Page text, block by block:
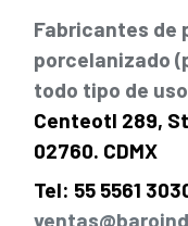
Fabricantes de
porcelanizado
todo tipo de
Centeotl 289,
02760. CDMX
Tel: 55 5561